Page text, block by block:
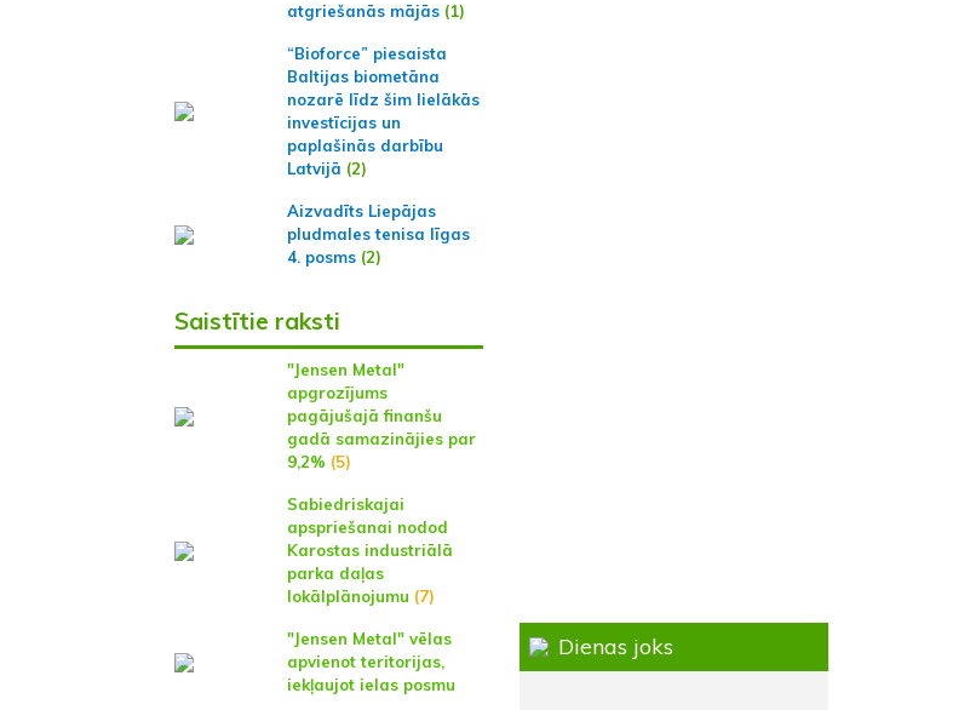
atgriešanās mājās(1)
“Bioforce” piesaista
Baltijas biometāna
nozarē līdz šim lielākās
investīcijas un
paplašinās darbību
Latvijā (2)
Aizvadīts Liepājas
pludmales tenisa līgas
4. posms(2)
Saistītie raksti
"Jensen Metal"
apgrozījums
pagājušajā finanšu
gadā samazinājies par
9,2% (5)
Sabiedriskajai
apspriešanai nodod
Karostas industriālā
parka daļas
lokālplānojumu (7)
"Jensen Metal" vēlas
apvienot teritorijas,
iekļaujot ielas posmu
Dienas joks